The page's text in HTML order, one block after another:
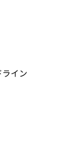
イン